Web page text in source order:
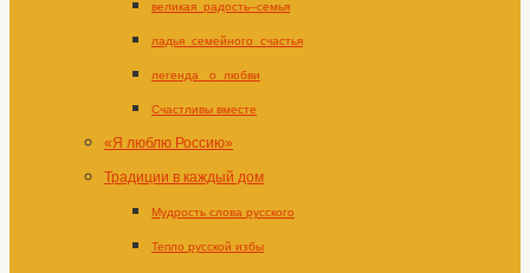
великая_радость–семья
ладья_семейного_счастья
легенда _о_любви
Счастливы вместе
«Я люблю Россию»
Традиции в каждый дом
Мудрость слова русского
Тепло русской избы